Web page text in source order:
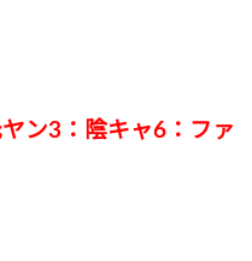
ン3：陰キャ6：ファ